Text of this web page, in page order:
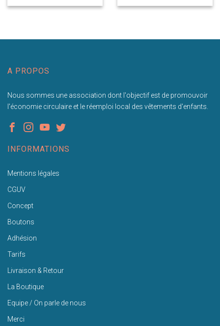
A PROPOS
Nous sommes une association dont l'objectif est de promouvoir
l'économie circulaire et le réemploi local des vêtements d'enfants.
INFORMATIONS
Mentions légales
CGUV
Concept
Boutons
Adhésion
Tarifs
Livraison & Retour
La Boutique
Equipe / On parle de nous
Merci